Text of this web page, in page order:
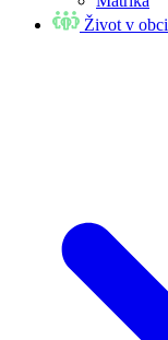
Život v obci